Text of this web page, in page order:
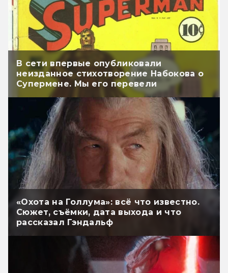
В сети впервые опубликовали
неизданное стихотворение Набокова о
Супермене. Мы его перевели
«Охота на Голлума»: всё что известно.
Сюжет, съёмки, дата выхода и что
рассказал Гэндальф